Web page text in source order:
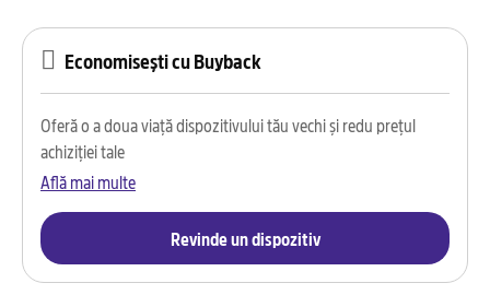
Economisești cu Buyback
Oferă o a doua viață dispozitivului tău vechi și redu prețul
achiziției tale
Află mai multe
Revinde un dispozitiv